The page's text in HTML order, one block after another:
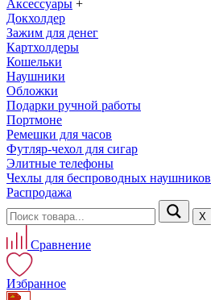
Аксессуары +
Докхолдер
Зажим для денег
Картхолдеры
Кошельки
Наушники
Обложки
Подарки ручной работы
Портмоне
Ремешки для часов
Футляр-чехол для сигар
Элитные телефоны
Чехлы для беспроводных наушников
Распродажа
Х
Сравнение
Избранное